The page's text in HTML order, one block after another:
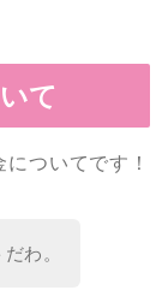
て
についてです！
わ。